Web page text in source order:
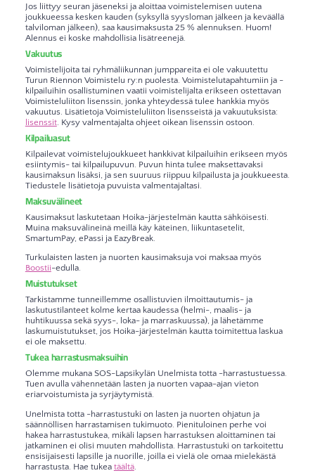
Jos liittyy seuran jäseneksi ja aloittaa voimistelemisen uutena
joukkueessa kesken kauden (syksyllä syysloman jälkeen ja keväällä
talviloman jälkeen), saa kausimaksusta 25 % alennuksen. Huom!
Alennus ei koske mahdollisia lisätreenejä.
Vakuutus
Voimistelijoita tai ryhmäliikunnan jumppareita ei ole vakuutettu
Turun Riennon Voimistelu ry:n puolesta. Voimistelutapahtumiin ja -
kilpailuihin osallistuminen vaatii voimistelijalta erikseen ostettavan
Voimisteluliiton lisenssin, jonka yhteydessä tulee hankkia myös
vakuutus. Lisätietoja Voimisteluliiton lisensseistä ja vakuutuksista:
lisenssit. Kysy valmentajalta ohjeet oikean lisenssin ostoon.
Kilpailuasut
Kilpailevat voimistelujoukkueet hankkivat kilpailuihin erikseen myös
esiintymis- tai kilpailupuvun. Puvun hinta tulee maksettavaksi
kausimaksun lisäksi, ja sen suuruus riippuu kilpailusta ja joukkueesta.
Tiedustele lisätietoja puvuista valmentajaltasi.
Maksuvälineet
Kausimaksut laskutetaan Hoika-järjestelmän kautta sähköisesti.
Muina maksuvälineinä meillä käy käteinen, liikuntasetelit,
SmartumPay, ePassi ja EazyBreak.
Turkulaisten lasten ja nuorten kausimaksuja voi maksaa myös
Boostii-edulla.
Muistutukset
Tarkistamme tunneillemme osallistuvien ilmoittautumis- ja
laskutustilanteet kolme kertaa kaudessa (helmi-, maalis- ja
huhtikuussa sekä syys-, loka- ja marraskuussa), ja lähetämme
laskumuistutukset, jos Hoika-järjestelmän kautta toimitettua laskua
ei ole maksettu.
Tukea harrastusmaksuihin
Olemme mukana SOS-Lapsikylän Unelmista totta -harrastustuessa.
Tuen avulla vähennetään lasten ja nuorten vapaa-ajan vieton
eriarvoistumista ja syrjäytymistä.
Unelmista totta -harrastustuki on lasten ja nuorten ohjatun ja
säännöllisen harrastamisen tukimuoto. Pienituloinen perhe voi
hakea harrastustukea, mikäli lapsen harrastuksen aloittaminen tai
jatkaminen ei olisi muuten mahdollista. Harrastustuki on tarkoitettu
ensisijaisesti lapsille ja nuorille, joilla ei vielä ole omaa mielekästä
harrastusta. Hae tukea täältä.